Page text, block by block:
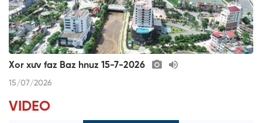
Xor xưv faz Baz hnuz 15-7-2026
15/07/2026
VIDEO